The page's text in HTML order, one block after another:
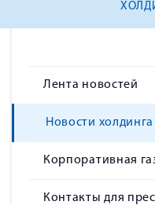
Лента новостей
Новости холдинга
Корпоративная
Контакты для